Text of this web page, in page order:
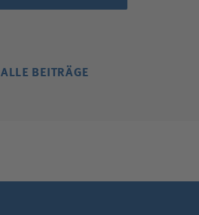
ALLE BEITRÄGE